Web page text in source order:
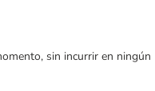
sin incurrir en ningún